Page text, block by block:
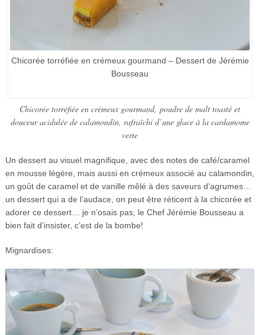
Chicorée torréfiée en crémeux gourmand – Dessert de Jérémie
Bousseau
Chicorée torréfiée en crémeux gourmand, poudre de malt toasté et
douceur acidulée de calamondin, rafraîchi d’une glace à la cardamome
verte
Un dessert au visuel magnifique, avec des notes de café/caramel
en mousse légère, mais aussi en crémeux associé au calamondin,
un goût de caramel et de vanille mêlé à des saveurs d’agrumes…
un dessert qui a de l’audace, on peut être réticent à la chicorée et
adorer ce dessert… je n’osais pas, le Chef Jérémie Bousseau a
bien fait d’insister, c’est de la bombe!
Mignardises: